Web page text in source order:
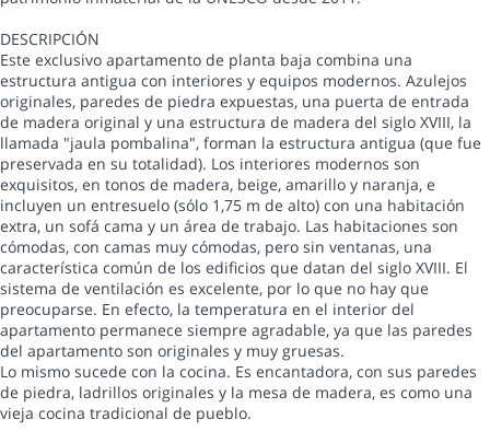
DESCRIPCIÓN
Este exclusivo apartamento de planta baja combina una
estructura antigua con interiores y equipos modernos. Azulejos
originales, paredes de piedra expuestas, una puerta de entrada
de madera original y una estructura de madera del siglo XVIII, la
llamada "jaula pombalina", forman la estructura antigua (que fue
preservada en su totalidad). Los interiores modernos son
exquisitos, en tonos de madera, beige, amarillo y naranja, e
incluyen un entresuelo (sólo 1,75 m de alto) con una habitación
extra, un sofá cama y un área de trabajo. Las habitaciones son
cómodas, con camas muy cómodas, pero sin ventanas, una
característica común de los edificios que datan del siglo XVIII. El
sistema de ventilación es excelente, por lo que no hay que
preocuparse. En efecto, la temperatura en el interior del
apartamento permanece siempre agradable, ya que las paredes
del apartamento son originales y muy gruesas.
Lo mismo sucede con la cocina. Es encantadora, con sus paredes
de piedra, ladrillos originales y la mesa de madera, es como una
vieja cocina tradicional de pueblo.